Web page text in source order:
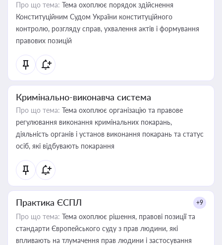
Про що тема: Тема охоплює порядок здійснення
Конституційним Судом України конституційного
контролю, розгляду справ, ухвалення актів і формування
правових позицій
Кримінально-виконавча система
Про що тема: Тема охоплює організацію та правове
регулювання виконання кримінальних покарань,
діяльність органів і установ виконання покарань та статус
осіб, які відбувають покарання
Практика ЄСПЛ +9
Про що тема: Тема охоплює рішення, правові позиції та
стандарти Європейського суду з прав людини, які
впливають на тлумачення прав людини і застосування